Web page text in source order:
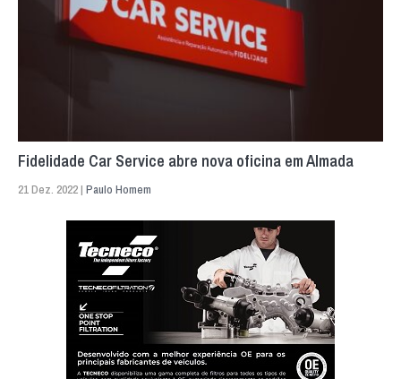
Fidelidade Car Service abre nova oficina em Almada
21 Dez. 2022 | Paulo Homem